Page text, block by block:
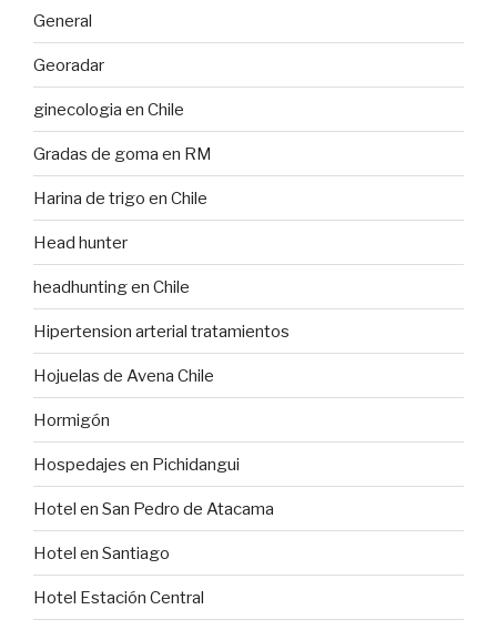
General
Georadar
ginecologia en Chile
Gradas de goma en RM
Harina de trigo en Chile
Head hunter
headhunting en Chile
Hipertension arterial tratamientos
Hojuelas de Avena Chile
Hormigón
Hospedajes en Pichidangui
Hotel en San Pedro de Atacama
Hotel en Santiago
Hotel Estación Central